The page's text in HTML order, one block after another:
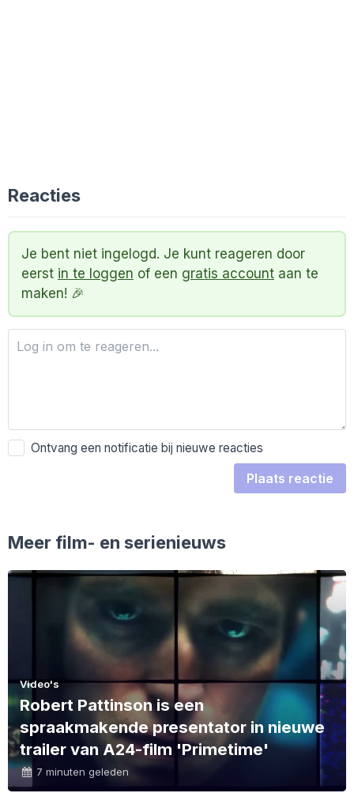
Reacties
Je bent niet ingelogd. Je kunt reageren door
eerst in te loggen of een gratis account aan te
maken! 🎉
Ontvang een notificatie bij nieuwe reacties
Plaats reactie
Meer film- en serienieuws
Video's
Robert Pattinson is een
spraakmakende presentator in nieuwe
trailer van A24-film 'Primetime'
7 minuten geleden